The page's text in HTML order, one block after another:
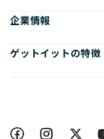
企業情報
ゲットイットの特徴